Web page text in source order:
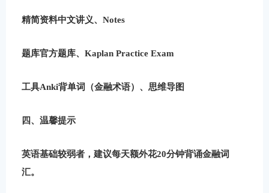
精简资料中文讲义、Notes
题库官方题库、Kaplan Practice Exam
工具Anki背单词（金融术语）、思维导图
四、温馨提示
英语基础较弱者，建议每天额外花20分钟背诵金融词
汇。